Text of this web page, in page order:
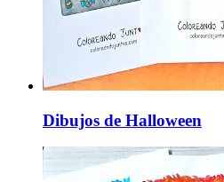
Dibujos de Halloween